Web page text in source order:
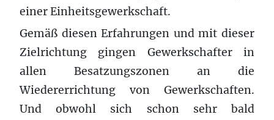
einer Einheitsgewerkschaft.
Gemäß diesen Erfahrungen und mit dieser
Zielrichtung gingen Gewerkschafter in
allen Besatzungszonen an die
Wiedererrichtung von Gewerkschaften.
Und obwohl sich schon sehr bald